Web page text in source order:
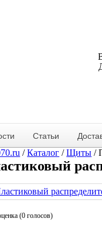
Статьи
/Каталог /Щиты /
(0 голосов)